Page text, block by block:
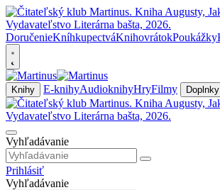
DoručenieKníhkupectváKnihovrátokPoukážky
Knihy E-knihyAudioknihyHryFilmy Doplnky
Vyhľadávanie
Prihlásiť
Vyhľadávanie